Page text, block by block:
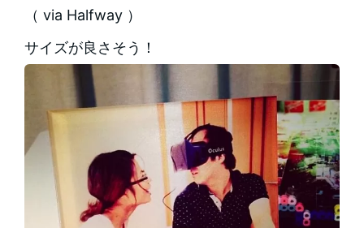
（ via Halfway ）
サイズが良さそう！